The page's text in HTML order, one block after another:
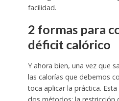
facilidad.
2 formas para
déficit calórico
Y ahora bien, una vez que
las calorías que debemos
toca aplicar la práctica.